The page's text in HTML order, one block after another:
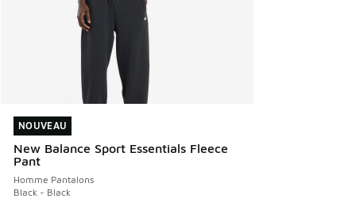
NOUVEAU
New Balance Sport Essentials Fleece
Pant
Homme Pantalons
Black - Black
NOUVEAU